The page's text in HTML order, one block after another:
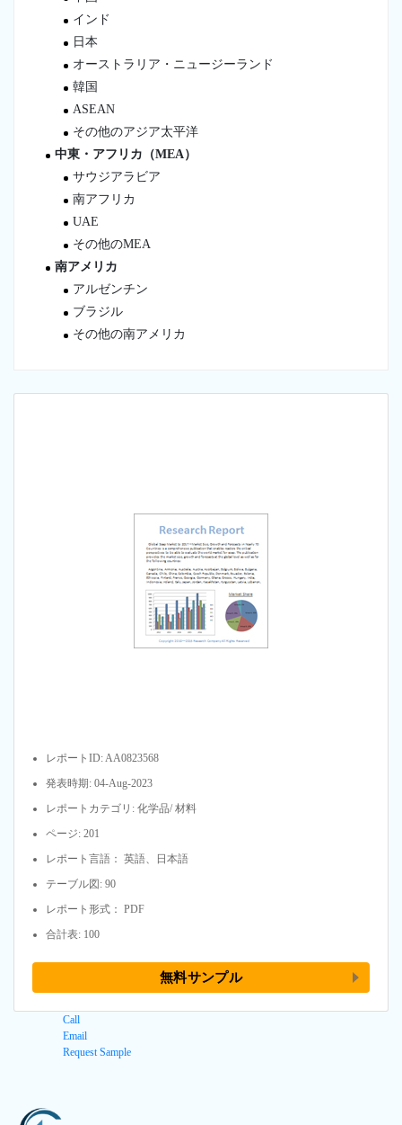
インド
日本
オーストラリア・ニュージーランド
韓国
ASEAN
その他のアジア太平洋
中東・アフリカ（MEA）
サウジアラビア
南アフリカ
UAE
その他のMEA
南アメリカ
アルゼンチン
ブラジル
その他の南アメリカ
レポートID: AA0823568
発表時期: 04-Aug-2023
レポートカテゴリ: 化学品/ 材料
ページ: 201
レポート言語： 英語、日本語
テーブル図: 90
レポート形式： PDF
合計表: 100
無料サンプル
Call
Email
Request Sample